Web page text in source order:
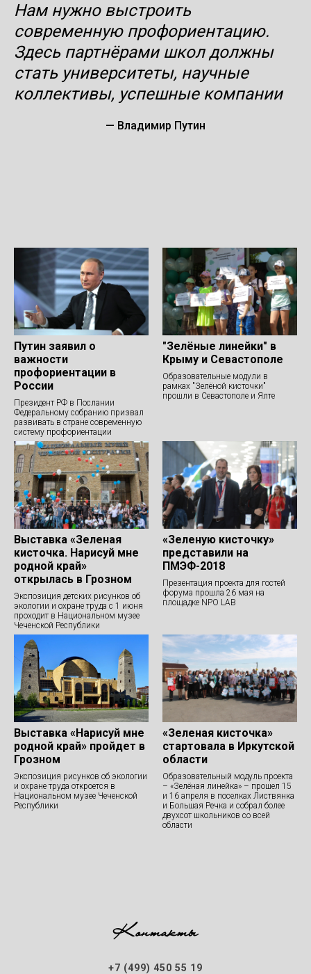
Нам нужно выстроить
современную профориентацию.
Здесь партнёрами школ должны
стать университеты, научные
коллективы, успешные компании
— Владимир Путин
Путин заявил о
важности
профориентации в
России
Президент РФ в Послании
Федеральному собранию призвал
развивать в стране современную
систему профориентации
"Зелёные линейки" в
Крыму и Севастополе
Образовательные модули в
рамках "Зелёной кисточки"
прошли в Севастополе и Ялте
Выставка «Зеленая
кисточка. Нарисуй мне
родной край»
открылась в Грозном
Экспозиция детских рисунков об
экологии и охране труда с 1 июня
проходит в Национальном музее
Чеченской Республики
«Зеленую кисточку»
представили на
ПМЭФ-2018
Презентация проекта для гостей
форума прошла 26 мая на
площадке NPO LAB
Выставка «Нарисуй мне
родной край» пройдет в
Грозном
Экспозиция рисунков об экологии
и охране труда откроется в
Национальном музее Чеченской
Республики
«Зеленая кисточка»
стартовала в Иркутской
области
Образовательный модуль проекта
– «Зелёная линейка» – прошел 15
и 16 апреля в поселках Листвянка
и Большая Речка и собрал более
двухсот школьников со всей
области
Контакты
+7 (499) 450 55 19